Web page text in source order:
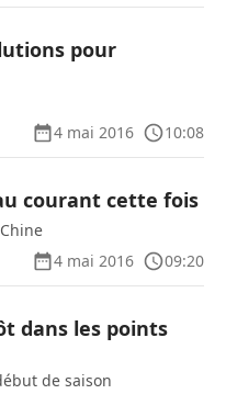
pour
4 mai 2016
10:08
courant cette fois
4 mai 2016
09:20
dans les points
de saison